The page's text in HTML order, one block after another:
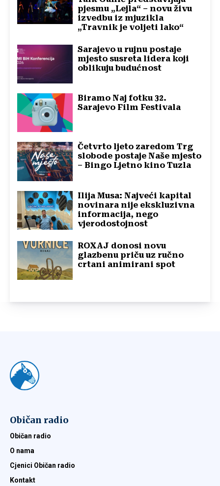
pjesmu „Lejla“ – novu živu
izvedbu iz mjuzikla
„Travnik je voljeti lako“
Sarajevo u rujnu postaje
mjesto susreta lidera koji
oblikuju budućnost
Biramo Naj fotku 32.
Sarajevo Film Festivala
Četvrto ljeto zaredom Trg
slobode postaje Naše mjesto
– Bingo Ljetno kino Tuzla
Ilija Musa: Najveći kapital
novinara nije ekskluzivna
informacija, nego
vjerodostojnost
ROXAJ donosi novu
glazbenu priču uz ručno
crtani animirani spot
Običan radio
Običan radio
O nama
Cjenici Običan radio
Kontakt